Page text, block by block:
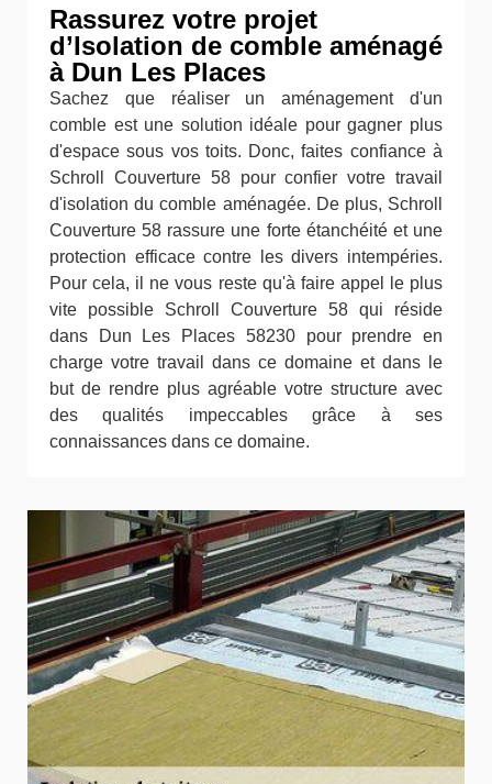
Rassurez votre projet
d’Isolation de comble aménagé
à Dun Les Places
Sachez que réaliser un aménagement d'un
comble est une solution idéale pour gagner plus
d'espace sous vos toits. Donc, faites confiance à
Schroll Couverture 58 pour confier votre travail
d'isolation du comble aménagée. De plus, Schroll
Couverture 58 rassure une forte étanchéité et une
protection efficace contre les divers intempéries.
Pour cela, il ne vous reste qu'à faire appel le plus
vite possible Schroll Couverture 58 qui réside
dans Dun Les Places 58230 pour prendre en
charge votre travail dans ce domaine et dans le
but de rendre plus agréable votre structure avec
des qualités impeccables grâce à ses
connaissances dans ce domaine.